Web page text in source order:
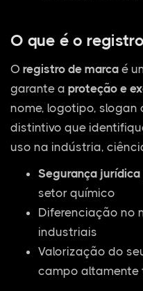
O que é o
O registro de marca é
garante a proteção e
nome, logotipo,
distintivo que
uso na indústria,
Segurança jurídica
setor químico
Diferenciação no
industriais
Valorização do
campo altamente